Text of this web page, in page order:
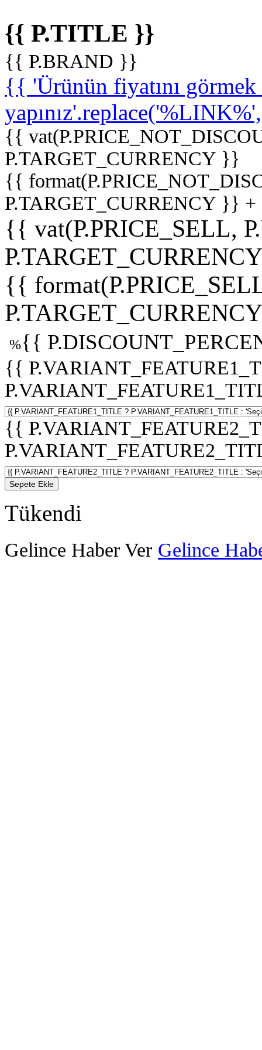
{{ P.TITLE }}
{{ P.BRAND }}
{{ 'Ürünün fiyatını
{{
P.TARGET_CURRENCY }}
{{
P.TARGET_CURRENCY }}
{{ vat(P.PRICE_SELL,
{{
%{{
{{
{{
Sepete Ekle
Tükendi
Gelince Haber Ver Gelince